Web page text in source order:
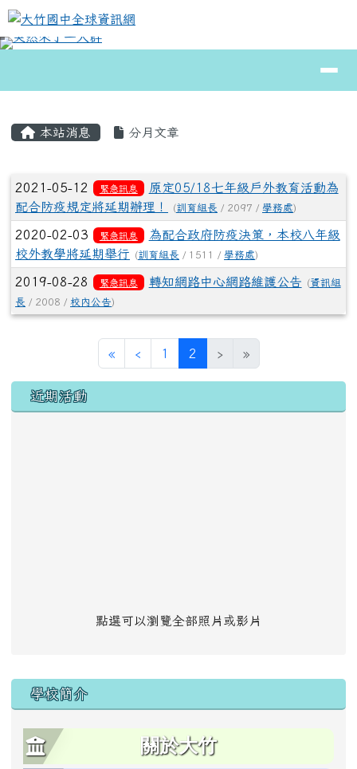
跳至主內容區
大竹國中全球資訊網
⏸
本站消息 分月文章
文章列表
2021-05-12 緊急訊息
原定05/18七年級戶外教育活動為
配合防疫規定將延期辦理！
(訓育組長 / 2097 / 學務處)
2020-02-03 緊急訊息
為配合政府防疫決策，本校八年級
校外教學將延期舉行
(訓育組長 / 1511 / 學務處)
2019-08-28 緊急訊息 轉知網路中心網路維護公告 (資訊組
長 / 2008 / 校內公告)
«第一頁
‹上一頁
1 2 (目前頁次)
› »
左邊區域內容
近期活動
點選可以瀏覽全部照片或影片
學校簡介
關於大竹